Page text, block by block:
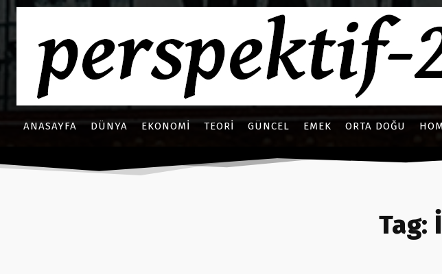
ANASAYFA DÜNYA EKONOMI TEORI GÜNCEL EMEK ORTA DOĞU
Tag: